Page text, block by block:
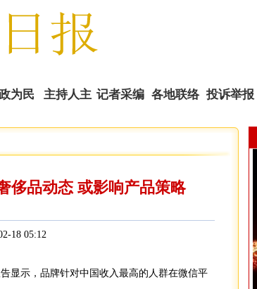
为民 主持人主
播
记者采编 各地联络 投诉举报
侈品动态 或影响产品策略
18 05:12
示，品牌针对中国收入最高的人群在微信平